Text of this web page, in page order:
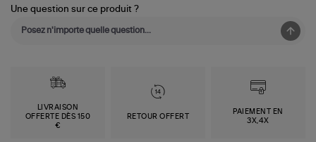
Une question sur ce produit ?
LIVRAISON
OFFERTE DÈS 150
€
RETOUR OFFERT
PAIEMENT EN
3X,4X